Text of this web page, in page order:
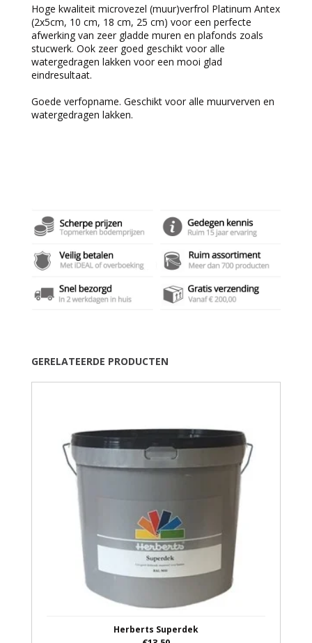
Hoge kwaliteit microvezel (muur)verfrol Platinum Antex
(2x5cm, 10 cm, 18 cm, 25 cm) voor een perfecte
afwerking van zeer gladde muren en plafonds zoals
stucwerk. Ook zeer goed geschikt voor alle
watergedragen lakken voor een mooi glad
eindresultaat.
Goede verfopname. Geschikt voor alle muurverven en
watergedragen lakken.
GERELATEERDE PRODUCTEN
Herberts Superdek